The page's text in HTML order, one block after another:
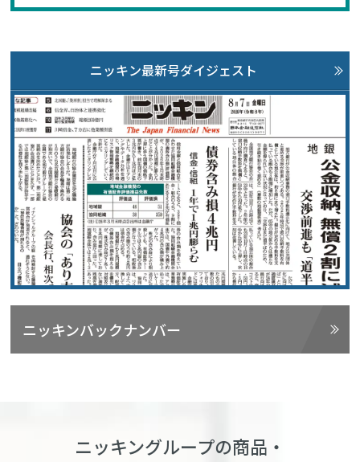
ニッキン最新号ダイジェスト
ニッキンバックナンバー
ニッキングループの商品・